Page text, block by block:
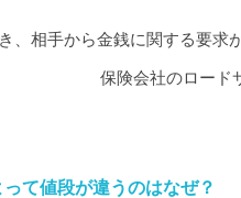
、相手から金銭に関する要求
保険会社のロード
て値段が違うのはなぜ？